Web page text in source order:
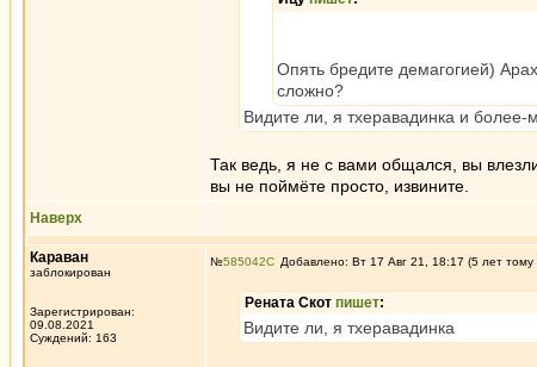
Опять бредите демагогией)
сложно?
Видите ли, я тхеравадинка и более-
Так ведь, я не с вами общался, вы
вы не поймёте просто, извините.
Наверх
Караван
заблокирован
Зарегистрирован:
09.08.2021
Суждений: 163
№585042 Добавлено: Вт 17 Авг 21, 18:17 (5 лет тому
Рената Скот пишет:
Видите ли, я тхеравадинка